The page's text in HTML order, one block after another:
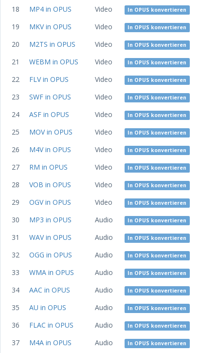
18 MP4 in OPUS Video In OPUS konvertieren
19 MKV in OPUS Video In OPUS konvertieren
20 M2TS in OPUS Video In OPUS konvertieren
21 WEBM in OPUS Video In OPUS konvertieren
22 FLV in OPUS Video In OPUS konvertieren
23 SWF in OPUS Video In OPUS konvertieren
24 ASF in OPUS Video In OPUS konvertieren
25 MOV in OPUS Video In OPUS konvertieren
26 M4V in OPUS Video In OPUS konvertieren
27 RM in OPUS Video In OPUS konvertieren
28 VOB in OPUS Video In OPUS konvertieren
29 OGV in OPUS Video In OPUS konvertieren
30 MP3 in OPUS Audio In OPUS konvertieren
31 WAV in OPUS Audio In OPUS konvertieren
32 OGG in OPUS Audio In OPUS konvertieren
33 WMA in OPUS Audio In OPUS konvertieren
34 AAC in OPUS Audio In OPUS konvertieren
35 AU in OPUS Audio In OPUS konvertieren
36 FLAC in OPUS Audio In OPUS konvertieren
37 M4A in OPUS Audio In OPUS konvertieren